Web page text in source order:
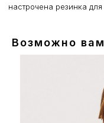
настрочена резинка
Возможно